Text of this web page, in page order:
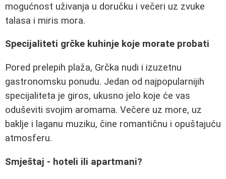
mogućnost uživanja u doručku i večeri uz zvuke
talasa i miris mora.
Specijaliteti grčke kuhinje koje morate probati
Pored prelepih plaža, Grčka nudi i izuzetnu
gastronomsku ponudu. Jedan od najpopularnijih
specijaliteta je giros, ukusno jelo koje će vas
oduševiti svojim aromama. Večere uz more, uz
baklje i laganu muziku, čine romantičnu i opuštajuću
atmosferu.
Smještaj - hoteli ili apartmani?